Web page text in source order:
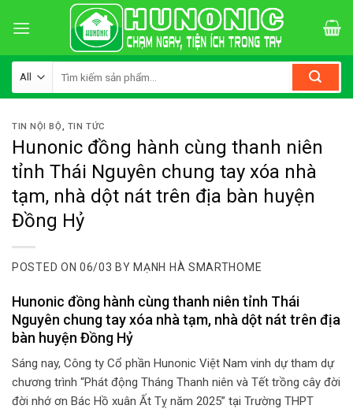
kiếm:
TIN NỘI BỘ, TIN TỨC
Hunonic đồng hành cùng thanh niên
tỉnh Thái Nguyên chung tay xóa nhà
tạm, nhà dột nát trên địa bàn huyện
Đồng Hỷ
POSTED ON 06/03 BYMẠNH HÀ SMARTHOME
Hunonic đồng hành cùng thanh niên tỉnh Thái
Nguyên chung tay xóa nhà tạm, nhà dột nát trên địa
bàn huyện Đồng Hỷ
Sáng nay, Công ty Cổ phần Hunonic Việt Nam vinh dự tham dự
chương trình “Phát động Tháng Thanh niên và Tết trồng cây đời
đời nhớ ơn Bác Hồ xuân Ất Tỵ năm 2025” tại Trường THPT